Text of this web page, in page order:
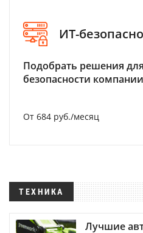
ИТ-
Подобрать решения
безопасности компании
От 684 руб./месяц
ТЕХНИКА
Лучшие